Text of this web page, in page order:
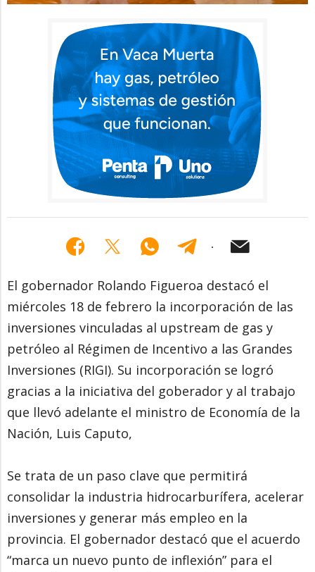
El gobernador Rolando Figueroa destacó el
miércoles 18 de febrero la incorporación de las
inversiones vinculadas al upstream de gas y
petróleo al Régimen de Incentivo a las Grandes
Inversiones (RIGI). Su incorporación se logró
gracias a la iniciativa del goberador y al trabajo
que llevó adelante el ministro de Economía de la
Nación, Luis Caputo,
Se trata de un paso clave que permitirá
consolidar la industria hidrocarburífera, acelerar
inversiones y generar más empleo en la
provincia. El gobernador destacó que el acuerdo
“marca un nuevo punto de inflexión” para el